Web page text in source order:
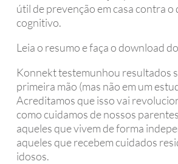
útil de prevenção em casa contra o
cognitivo.
Leia o resumo e faça o download do
Konnekt testemunhou resultados
primeira mão (mas não em um
Acreditamos que isso vai
como cuidamos de nossos
aqueles que vivem de forma
aqueles que recebem cuidados
idosos.